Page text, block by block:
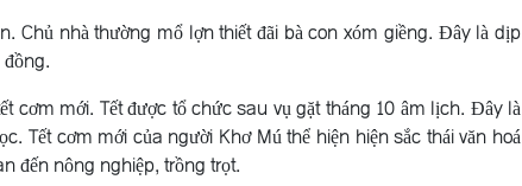
Chủ nhà thường mổ lợn thiết đãi bà con xóm giềng. Ðây là dịp
cơm mới. Tết được tổ chức sau vụ gặt tháng 10 âm lịch. Ðây là
Tết cơm mới của người Khơ Mú thể hiện hiện sắc thái văn hoá
đến nông nghiệp, trồng trọt.